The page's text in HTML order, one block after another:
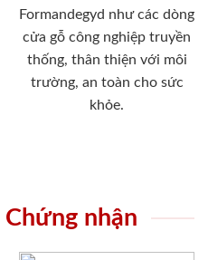
Formandegyd như các dòng
cửa gỗ công nghiệp truyền
thống, thân thiện với môi
trường, an toàn cho sức
khỏe.
nhận